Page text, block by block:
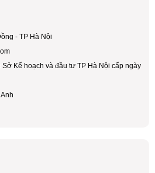
- TP Hà Nội
Kế hoạch và đầu tư TP Hà Nội cấp ngày